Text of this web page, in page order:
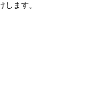
します。